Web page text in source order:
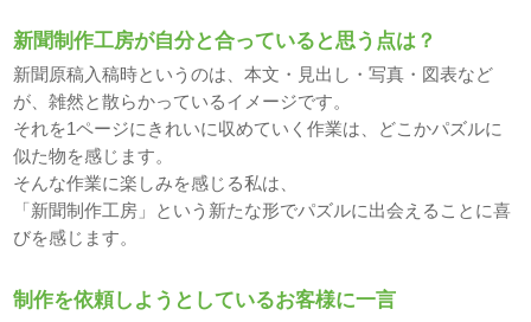
新聞制作工房が自分と合っていると思う点は？
新聞原稿入稿時というのは、本文・見出し・写真・図表など
が、雑然と散らかっているイメージです。
それを1ページにきれいに収めていく作業は、どこかパズルに
似た物を感じます。
そんな作業に楽しみを感じる私は、
「新聞制作工房」という新たな形でパズルに出会えることに喜
びを感じます。
制作を依頼しようとしているお客様に一言